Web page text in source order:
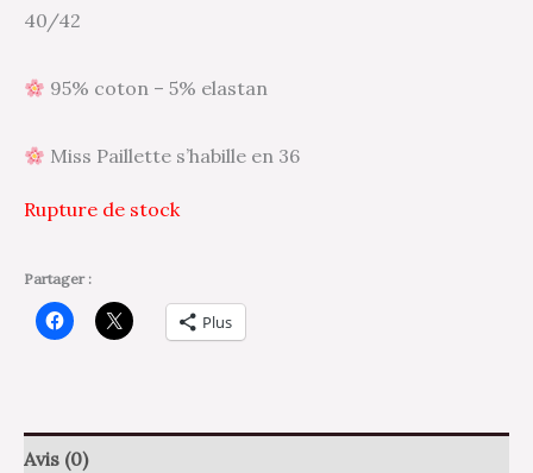
40/42
95% coton – 5% elastan
Miss Paillette s’habille en 36
Rupture de stock
Partager :
Plus
Avis (0)